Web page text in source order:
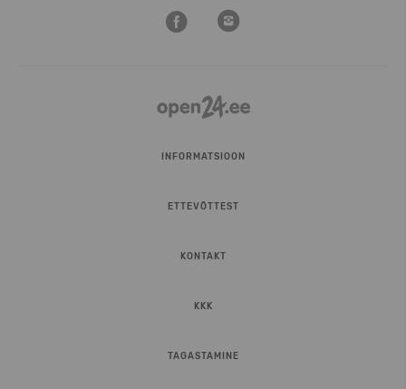
INFORMATSIOON
ETTEVÕTTEST
KONTAKT
KKK
TAGASTAMINE